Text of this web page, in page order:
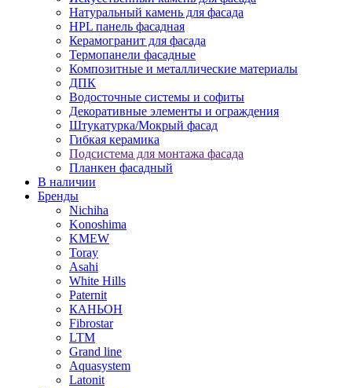
Натуральный камень для фасада
HPL панель фасадная
Керамогранит для фасада
Термопанели фасадные
Композитные и металлические материалы
ДПК
Водосточные системы и софиты
Декоративные элементы и ограждения
Штукатурка/Мокрый фасад
Гибкая керамика
Подсистема для монтажа фасада
Планкен фасадный
В наличии
Бренды
Nichiha
Konoshima
KMEW
Toray
Asahi
White Hills
Paternit
КАНЬОН
Fibrostar
LTM
Grand line
Aquasystem
Latonit